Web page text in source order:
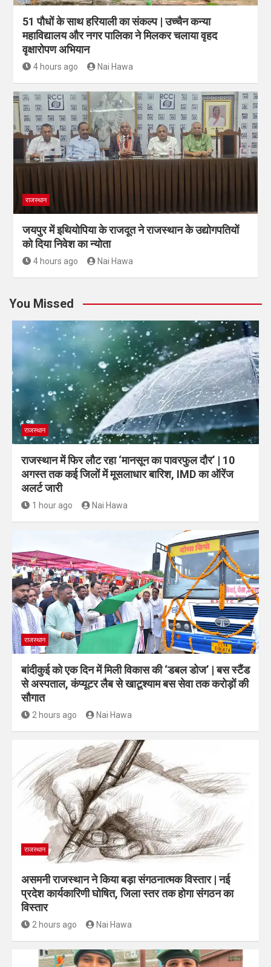
51 पौधों के साथ हरियाली का संकल्प | उच्चैन कन्या
महाविद्यालय और नगर पालिका ने मिलकर चलाया वृहद
वृक्षारोपण अभियान
4 hours ago Nai Hawa
राजस्थान
जयपुर में इथियोपिया के राजदूत ने राजस्थान के उद्योगपतियों
को दिया निवेश का न्योता
4 hours ago Nai Hawa
You Missed
राजस्थान
राजस्थान में फिर लौट रहा ‘मानसून का पावरफुल दौर’ | 10
अगस्त तक कई जिलों में मूसलाधार बारिश, IMD का ऑरेंज
अलर्ट जारी
1 hour ago Nai Hawa
राजस्थान
बांदीकुई को एक दिन में मिली विकास की ‘डबल डोज’ | बस स्टैंड
से अस्पताल, कंप्यूटर लैब से खाटूश्याम बस सेवा तक करोड़ों की
सौगात
2 hours ago Nai Hawa
राजस्थान
असमनी राजस्थान ने किया बड़ा संगठनात्मक विस्तार | नई
प्रदेश कार्यकारिणी घोषित, जिला स्तर तक होगा संगठन का
विस्तार
2 hours ago Nai Hawa